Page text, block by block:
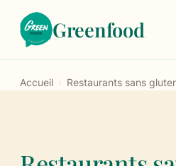
Greenfood
Le label
Notre histoire
Accueil › Restaurants sans